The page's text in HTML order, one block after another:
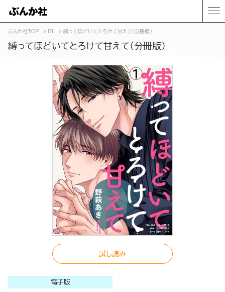
ぶんか社TOP BL 縛ってほどいてとろけて甘えて（分冊版）
縛ってほどいてとろけて甘えて（分冊版）
試し読み
電子版